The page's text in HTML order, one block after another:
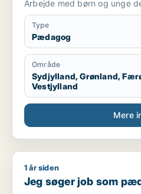
Arbejde med børn og unge
Type
Pædagog
Område
Sydjylland, Grønland,
Vestjylland
Mere
Jeg søger job som pædagog
1 år siden
Jeg søger job som